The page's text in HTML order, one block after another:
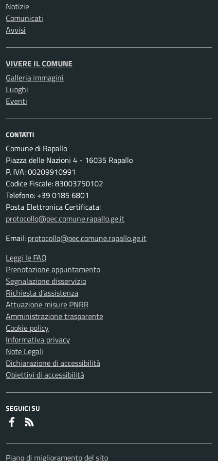
Notizie
Comunicati
Avvisi
VIVERE IL COMUNE
Galleria immagini
Luoghi
Eventi
CONTATTI
Comune di Rapallo
Piazza delle Nazioni 4 - 16035 Rapallo
P. IVA: 00209910991
Codice Fiscale: 83003750102
Telefono: +39 0185 6801
Posta Elettronica Certificata:
protocollo@pec.comune.rapallo.ge.it
Email: protocollo@pec.comune.rapallo.ge.it
Leggi le FAQ
Prenotazione appuntamento
Segnalazione disservizio
Richiesta d'assistenza
Attuazione misure PNRR
Amministrazione trasparente
Cookie policy
Informativa privacy
Note Legali
Dichiarazione di accessibilità
Obiettivi di accessibilità
SEGUICI SU
Faceboook
Piano di miglioramento del sito